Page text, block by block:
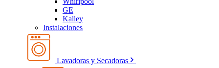
GE
Kalley
Instalaciones
Lavadoras y Secadoras